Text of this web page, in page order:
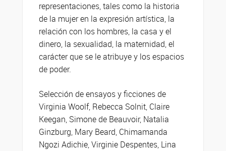
representaciones, tales como la historia
de la mujer en la expresión artística, la
relación con los hombres, la casa y el
dinero, la sexualidad, la maternidad, el
carácter que se le atribuye y los espacios
de poder.
Selección de ensayos y ficciones de
Virginia Woolf, Rebecca Solnit, Claire
Keegan, Simone de Beauvoir, Natalia
Ginzburg, Mary Beard, Chimamanda
Ngozi Adichie, Virginie Despentes, Lina